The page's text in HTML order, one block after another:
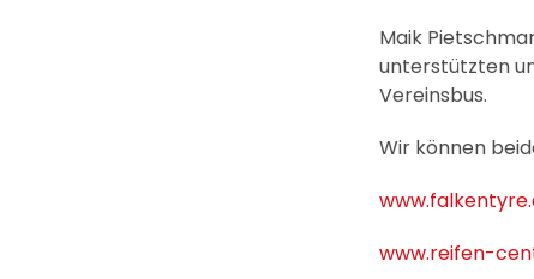
Maik
unterstützten
Vereinsbus.
Wir können
www.reifen-